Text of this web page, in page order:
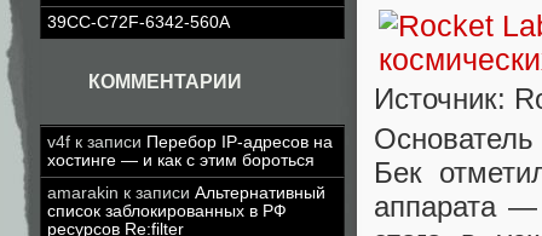
39CC-C72F-6342-560A
КОММЕНТАРИИ
v4f к записи Перебор IP-адресов на
хостинге — и как с этим бороться
amarakin к записи Альтернативный
список заблокированных в РФ
ресурсов Re:filter
Источник:
Бек
аппарата —